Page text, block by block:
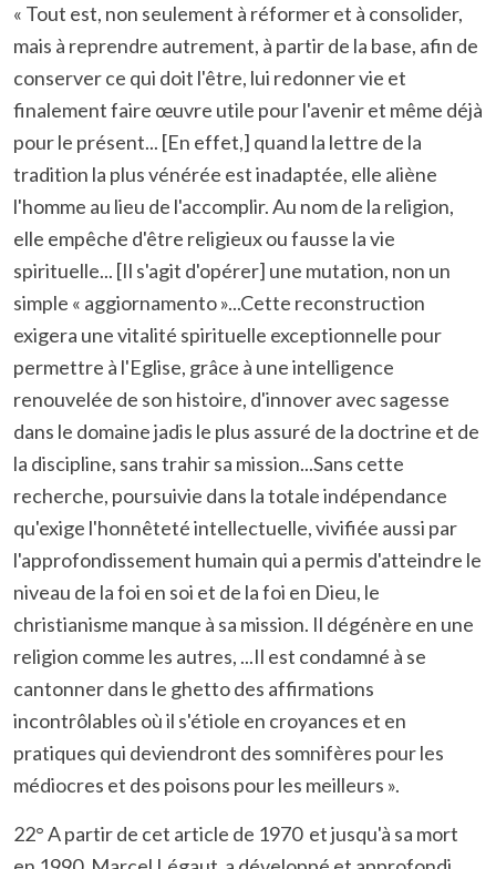
« Tout est, non seulement à réformer et à consolider,
mais à reprendre autrement, à partir de la base, afin de
conserver ce qui doit l'être, lui redonner vie et
finalement faire œuvre utile pour l'avenir et même déjà
pour le présent... [En effet,] quand la lettre de la
tradition la plus vénérée est inadaptée, elle aliène
l'homme au lieu de l'accomplir. Au nom de la religion,
elle empêche d'être religieux ou fausse la vie
spirituelle... [Il s'agit d'opérer] une mutation, non un
simple « aggiornamento »...Cette reconstruction
exigera une vitalité spirituelle exceptionnelle pour
permettre à l'Eglise, grâce à une intelligence
renouvelée de son histoire, d'innover avec sagesse
dans le domaine jadis le plus assuré de la doctrine et de
la discipline, sans trahir sa mission...Sans cette
recherche, poursuivie dans la totale indépendance
qu'exige l'honnêteté intellectuelle, vivifiée aussi par
l'approfondissement humain qui a permis d'atteindre le
niveau de la foi en soi et de la foi en Dieu, le
christianisme manque à sa mission. Il dégénère en une
religion comme les autres, ...Il est condamné à se
cantonner dans le ghetto des affirmations
incontrôlables où il s'étiole en croyances et en
pratiques qui deviendront des somnifères pour les
médiocres et des poisons pour les meilleurs ».
22° A partir de cet article de 1970 et jusqu'à sa mort